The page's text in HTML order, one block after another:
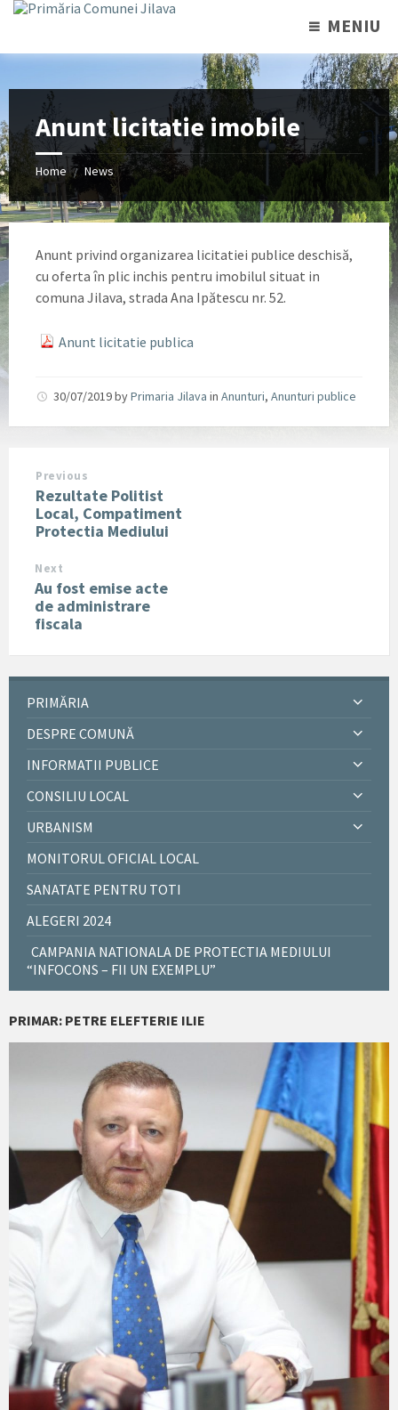
MENIU
Anunt licitatie imobile
Home / News
Anunt privind organizarea licitatiei publice deschisă,
cu oferta în plic inchis pentru imobilul situat in
comuna Jilava, strada Ana Ipătescu nr. 52.
Anunt licitatie publica
30/07/2019byPrimaria Jilava in Anunturi, Anunturi publice
Previous
Rezultate Politist
Local, Compatiment
Protectia Mediului
Next
Au fost emise acte
de administrare
fiscala
PRIMĂRIA
DESPRE COMUNĂ
INFORMATII PUBLICE
CONSILIU LOCAL
URBANISM
MONITORUL OFICIAL LOCAL
SANATATE PENTRU TOTI
ALEGERI 2024
CAMPANIA NATIONALA DE PROTECTIA MEDIULUI
“INFOCONS – FII UN EXEMPLU”
PRIMAR: PETRE ELEFTERIE ILIE